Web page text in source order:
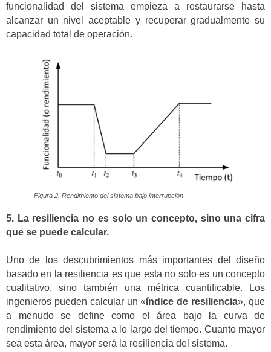
funcionalidad del sistema empieza a restaurarse hasta
alcanzar un nivel aceptable y recuperar gradualmente su
capacidad total de operación.
Figura 2. Rendimiento del sistema bajo interrupción
5. La resiliencia no es solo un concepto, sino una cifra
que se puede calcular.
Uno de los descubrimientos más importantes del diseño
basado en la resiliencia es que esta no solo es un concepto
cualitativo, sino también una métrica cuantificable. Los
ingenieros pueden calcular un «índice de resiliencia», que
a menudo se define como el área bajo la curva de
rendimiento del sistema a lo largo del tiempo. Cuanto mayor
sea esta área, mayor será la resiliencia del sistema.